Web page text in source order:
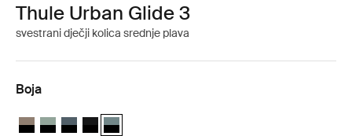
Thule Urban Glide 3
svestrani dječji kolica srednje plava
Boja
Thule Urban Glide 3 Tinted Taupe on Black
Thule Urban Glide 3 Mist zeleno na crnoj
Thule Urban Glide 3 Tamnosiva na crnoj
Thule Urban Glide 3 Crno na crno
Thule Urban Glide 3 Srednje plava na crnoj